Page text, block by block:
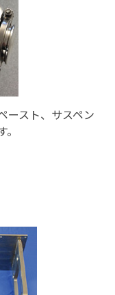
ースト、サスペン